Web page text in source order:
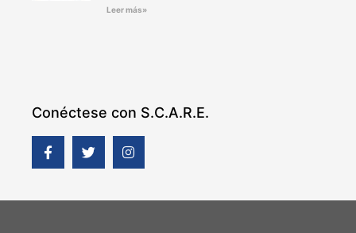
Leer más»
Conéctese con S.C.A.R.E.